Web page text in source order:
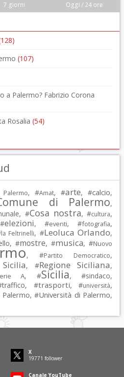
7 giorni Oggi / 24 ore
(107)
a Palermo? Fabrizio Corona
Rosalia (54)
, #Amat, #arte, #calcio,
di Palermo,
, #Cosa nostra, #cultura,
elezioni, #eventi, #fotografia,
la Feltrinelli, #Leoluca Orlando,
, #mostre, #musica, #Nuovo
, #Partito Democratico,
, #Regione Siciliana,
A, #Sicilia, #sindaco,
traffico, #trasporti, #università,
, #Università di Palermo,
X
19771 follower
Canale YouTube